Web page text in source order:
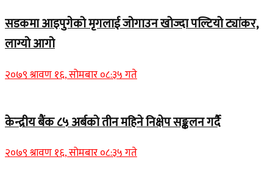
सडकमा आइपुगेको मृगलाई जोगाउन खोज्दा पल्टियो ट्यांकर,
लाग्यो आगो
२०७९ श्रावण १६, सोमबार ०८:३५ गते
केन्द्रीय बैंक ८५ अर्बको तीन महिने निक्षेप सङ्कलन गर्दै
२०७९ श्रावण १६, सोमबार ०८:३५ गते